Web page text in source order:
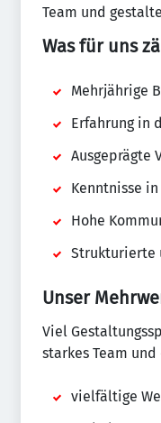
Team und
Was für uns
Mehrjährige
Erfahrung in
Ausgeprägte
Kenntnisse
Hohe
Strukturierte
Unser
Viel
starkes Team
vielfältige